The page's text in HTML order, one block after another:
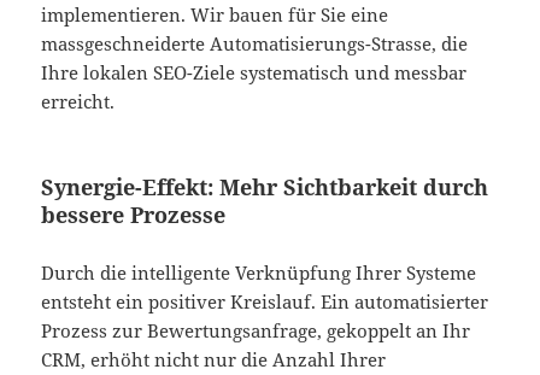
implementieren. Wir bauen für Sie eine
massgeschneiderte Automatisierungs-Strasse, die
Ihre lokalen SEO-Ziele systematisch und messbar
erreicht.
Synergie-Effekt: Mehr Sichtbarkeit durch
bessere Prozesse
Durch die intelligente Verknüpfung Ihrer Systeme
entsteht ein positiver Kreislauf. Ein automatisierter
Prozess zur Bewertungsanfrage, gekoppelt an Ihr
CRM, erhöht nicht nur die Anzahl Ihrer